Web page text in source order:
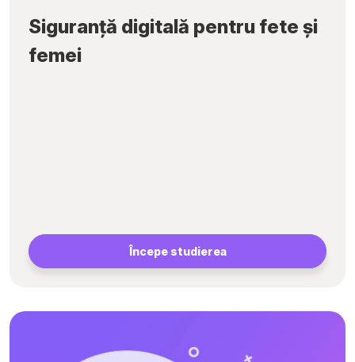
Siguranță digitală pentru fete și
femei
Începe studierea